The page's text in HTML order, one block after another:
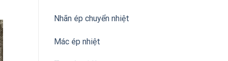
Nhãn ép chuyển nhiệt
Mác ép nhiệt